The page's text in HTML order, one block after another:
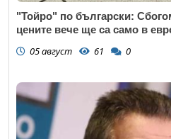
"Тойро" по български:
цените вече ще са само в
05 август 61 0